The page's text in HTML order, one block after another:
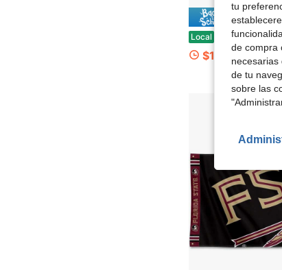
Local -68% Bandera ASU Cactus del Desierto - Pancarta
$13.66
tu
de compra
necesarias
de tu
sobre las